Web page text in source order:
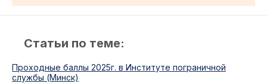
Статьи по теме:
Проходные баллы 2025г. в Институте пограничной
службы (Минск)